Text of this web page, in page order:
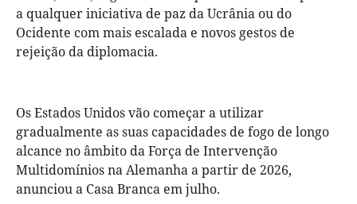
a qualquer iniciativa de paz da Ucrânia ou do
Ocidente com mais escalada e novos gestos de
rejeição da diplomacia.
Os Estados Unidos vão começar a utilizar
gradualmente as suas capacidades de fogo de longo
alcance no âmbito da Força de Intervenção
Multidomínios na Alemanha a partir de 2026,
anunciou a Casa Branca em julho.